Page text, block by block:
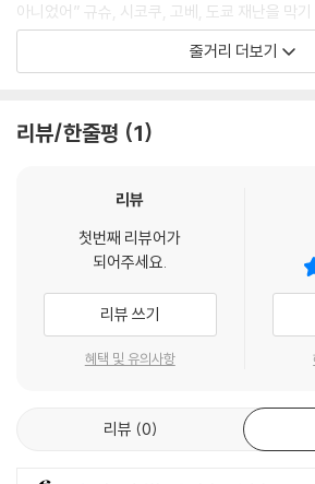
아니었어” 규슈, 시코쿠, 고베, 도쿄 재난을 막
사적으로 문을 닫아가던 중 어릴 적 고향에 닿은 ‘
줄거리 더보기
리뷰/한줄평 1
리뷰
첫번째 리뷰어가
되어주세요.
리뷰 쓰기
혜택 및 유의사항
리뷰 0